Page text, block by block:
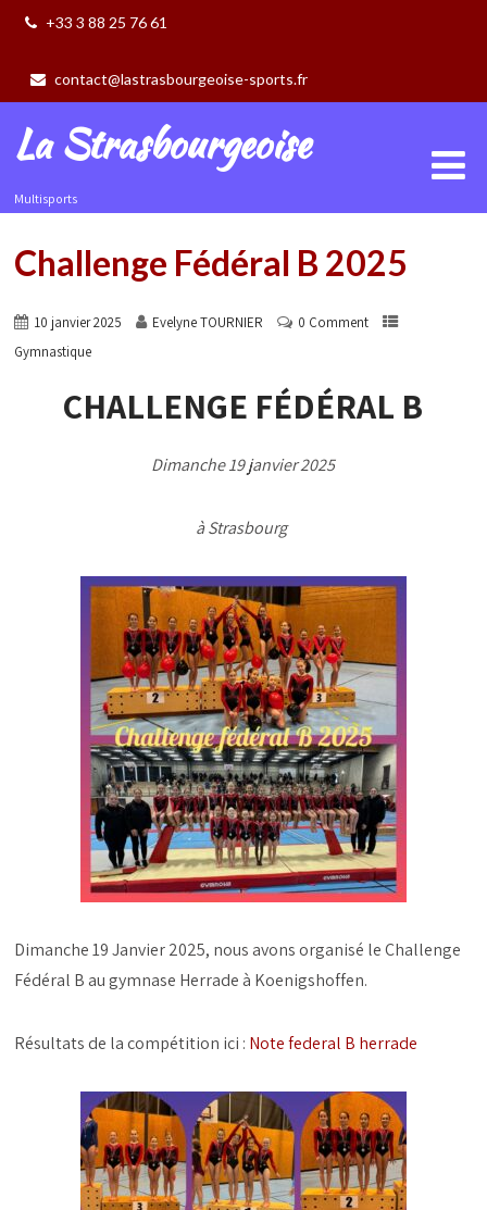
+33 3 88 25 76 61
contact@lastrasbourgeoise-sports.fr
La Strasbourgeoise
Multisports
Challenge Fédéral B 2025
10 janvier 2025 Evelyne TOURNIER
0 Comment
Gymnastique
CHALLENGE FÉDÉRAL B
Dimanche 19 janvier 2025
à Strasbourg
Dimanche 19 Janvier 2025, nous avons organisé le Challenge
Fédéral B au gymnase Herrade à Koenigshoffen.
Résultats de la compétition ici : Note federal B herrade